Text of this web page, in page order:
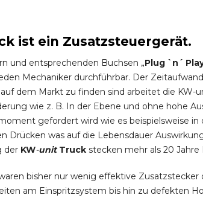
ist ein Zusatzsteuergerät.
und entsprechenden Buchsen „Plug `n´
Mechaniker durchführbar. Der
dem Markt zu finden sind arbeitet die
wie z. B. In der Ebene und ohne hohe
gefordert wird wie es beispielsweise
Drücken was auf die Lebensdauer
der KW-unit Truck stecken mehr als 20
bisher nur wenig effektive
am Einspritzsystem bis hin zu defekten